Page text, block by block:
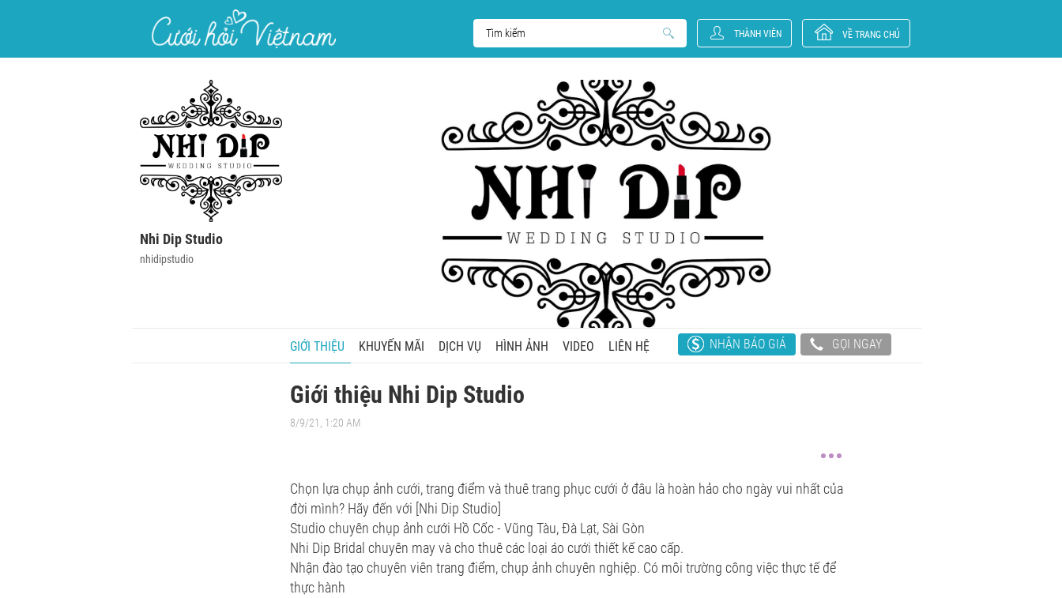
THÀNH VIÊN VỀ TRANG CHỦ
Nhi Dip Studio
nhidipstudio
GIỚI THIỆU KHUYẾN MÃI DỊCH VỤ HÌNH ẢNH VIDEO LIÊN HỆ NHẬN BÁO GIÁ GỌI NGAY
Giới thiệu Nhi Dip Studio
8/9/21, 1:20 AM
Chọn lựa chụp ảnh cưới, trang điểm và thuê trang phục cưới ở đâu là hoàn hảo cho ngày vui nhất của
đời mình? Hãy đến với [Nhi Dip Studio]
Studio chuyên chụp ảnh cưới Hồ Cốc - Vũng Tàu, Đà Lạt, Sài Gòn
Nhi Dip Bridal chuyên may và cho thuê các loại áo cưới thiết kế cao cấp.
Nhận đào tạo chuyên viên trang điểm, chụp ảnh chuyên nghiệp. Có môi trường công việc thực tế để
thực hành